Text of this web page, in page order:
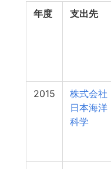
年度 支出先
2015
株式会社
日本海洋
科学